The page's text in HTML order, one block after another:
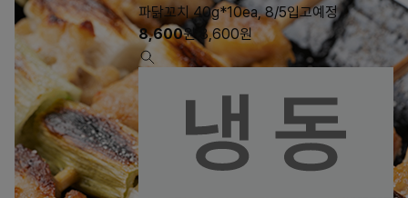
파닭꼬치 40g*10ea, 8/5입고예정
8,600원 8,600원